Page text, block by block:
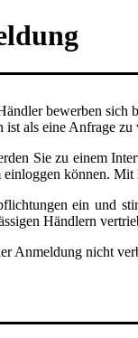
bewerben sich
als eine Anfrage zu
Sie zu einem
können.
ein und
Händlern
Anmeldung nicht